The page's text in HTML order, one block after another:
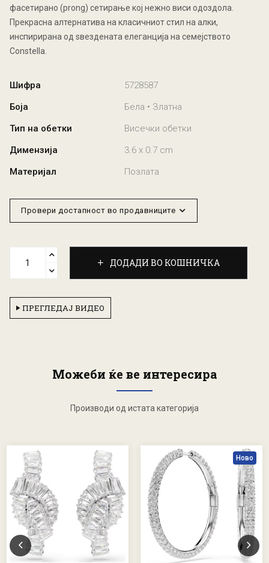
фасетирано (prong) сетирање кој нежно виси одоздола.
Прекрасна алтернатива на класичниот стил на алки,
инспирирана од ѕвездената елеганција на семејството
Constella.
Шифра
5728587
Боја
Бела • Златна
Тип на обетки
Висечки обетки
Димензија
3.6 x 0.7 cm
Материјал
Позлата
Провери достапност во продавниците
ДОДАДИ ВО КОШНИЧКА
ПРЕГЛЕДАЈ ВИДЕО
Можеби ќе ве интересира
Производи од истата категорија
Ново